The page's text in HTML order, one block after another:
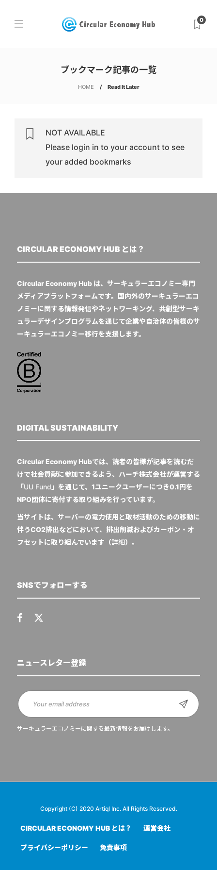
0
ブックマーク記事の一覧
HOME Read It Later
NOT AVAILABLE
Please login in to your account to see
your added bookmarks
CIRCULAR ECONOMY HUB とは？
Circular Economy Hub は、サーキュラーエコノミー専門
メディアプラットフォームです。国内外のサーキュラーエコ
ノミーに関する情報発信やネットワーキング、共創型サーキ
ュラーデザインプログラムを通じて企業や自治体の皆様のサ
ーキュラーエコノミー移行を支援します。
DIGITAL SUSTAINABILITY
Circular Economy Hubでは、読者の皆様が記事を読むだ
けで社会貢献に参加できるよう、ハーチ株式会社が運営する
「UU Fund 」を通じて、1ユニークユーザーにつき0.1円を
NPO団体に寄付する取り組みを行っています。
当サイトは、サーバーの電力使用と取材活動のための移動に
伴うCO2排出などにおいて、排出削減およびカーボン・オ
フセットに取り組んでいます（詳細）。
SNSでフォローする
ニュースレター登録
サーキュラーエコノミーに関する最新情報をお届けします。
Copyright (C) 2020 Artiql Inc. All Rights Reserved.
CIRCULAR ECONOMY HUB とは？ 運営会社
プライバシーポリシー 免責事項